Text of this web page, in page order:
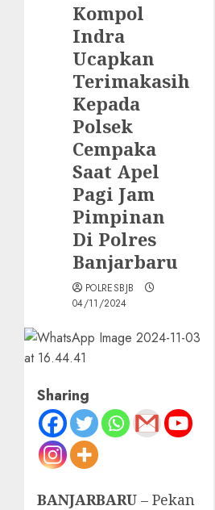
Kompol
Indra
Ucapkan
Terimakasih
Kepada
Polsek
Cempaka
Saat Apel
Pagi Jam
Pimpinan
Di Polres
Banjarbaru
POLRESBJB
04/11/2024
Sharing
BANJARBARU – Pekan